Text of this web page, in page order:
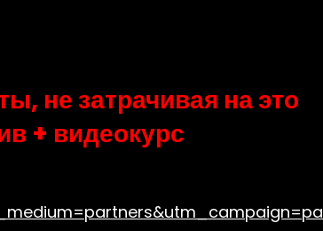
не затрачивая на это
+ видеокурс